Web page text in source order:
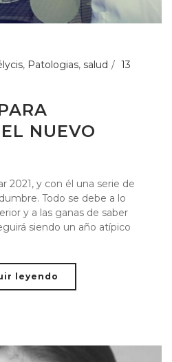
, Patologias, salud
13
NUEVO
2021, y con él una serie de
Todo se debe a lo
y a las ganas de saber
siendo un año atípico
leyendo